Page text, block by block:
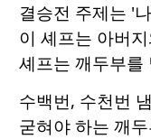
결승전 주제는 '
이 셰프는 아버
셰프는 깨두부를
수백번, 수천번
굳혀야 하는 깨